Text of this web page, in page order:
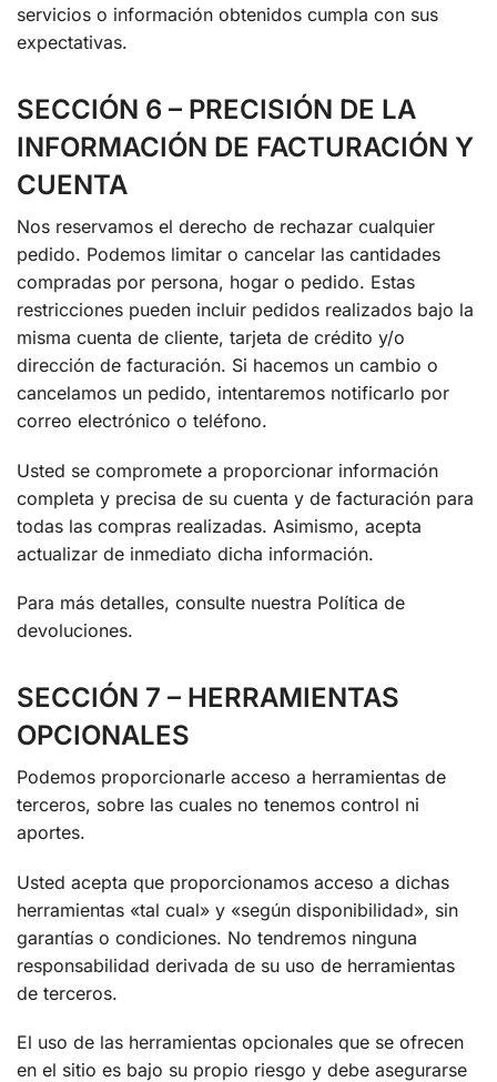
servicios o información obtenidos cumpla con sus
expectativas.
SECCIÓN 6 – PRECISIÓN DE LA
INFORMACIÓN DE FACTURACIÓN Y
CUENTA
Nos reservamos el derecho de rechazar cualquier
pedido. Podemos limitar o cancelar las cantidades
compradas por persona, hogar o pedido. Estas
restricciones pueden incluir pedidos realizados bajo la
misma cuenta de cliente, tarjeta de crédito y/o
dirección de facturación. Si hacemos un cambio o
cancelamos un pedido, intentaremos notificarlo por
correo electrónico o teléfono.
Usted se compromete a proporcionar información
completa y precisa de su cuenta y de facturación para
todas las compras realizadas. Asimismo, acepta
actualizar de inmediato dicha información.
Para más detalles, consulte nuestra Política de
devoluciones.
SECCIÓN 7 – HERRAMIENTAS
OPCIONALES
Podemos proporcionarle acceso a herramientas de
terceros, sobre las cuales no tenemos control ni
aportes.
Usted acepta que proporcionamos acceso a dichas
herramientas «tal cual» y «según disponibilidad», sin
garantías o condiciones. No tendremos ninguna
responsabilidad derivada de su uso de herramientas
de terceros.
El uso de las herramientas opcionales que se ofrecen
en el sitio es bajo su propio riesgo y debe asegurarse